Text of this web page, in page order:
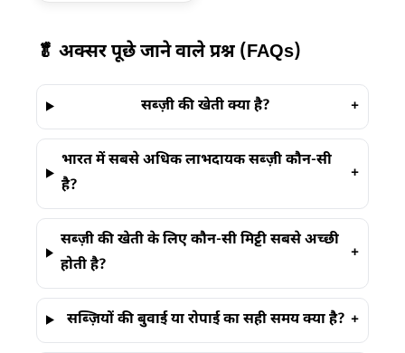
🥬 अक्सर पूछे जाने वाले प्रश्न (FAQs)
सब्ज़ी की खेती क्या है? +
भारत में सबसे अधिक लाभदायक सब्ज़ी कौन-सी
है?
+
सब्ज़ी की खेती के लिए कौन-सी मिट्टी सबसे अच्छी
होती है?
+
सब्ज़ियों की बुवाई या रोपाई का सही समय क्या है? +